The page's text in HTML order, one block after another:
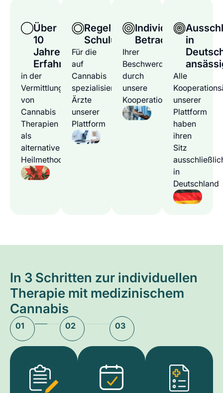
Über
10
Jahre
Erfahrung
in der
Vermittlung
von
Cannabis
Therapien
als
alternative
Heilmethode
Regelmäßige
Schulungen
Für die
auf
Cannabis
spezialisierten
Ärzte
unserer
Plattform
Individuelle
Betrachtung
Ihrer
Beschwerden
durch
unsere
Kooperationsärzte
in
Alle
unserer
Plattform
haben
ihren
Sitz
in
Deutschland
In 3 Schritten zur individuellen
Therapie mit medizinischem
Cannabis
01 02 03